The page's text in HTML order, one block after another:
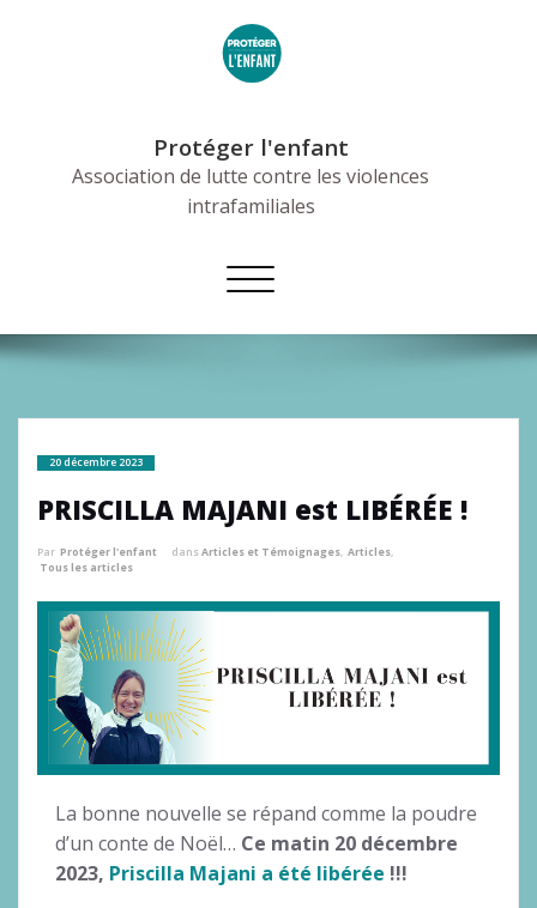
Protéger l'enfant
Association de lutte contre les violences
intrafamiliales
Afficher/masquer
la
20 décembre 2023
PRISCILLA MAJANI est LIBÉRÉE !
Par Protéger l'enfant dansArticles et Témoignages, Articles,
Tous les articles
La bonne nouvelle se répand comme la poudre
d’un conte de Noël… Ce matin 20 décembre
2023, Priscilla Majani a été libérée !!!